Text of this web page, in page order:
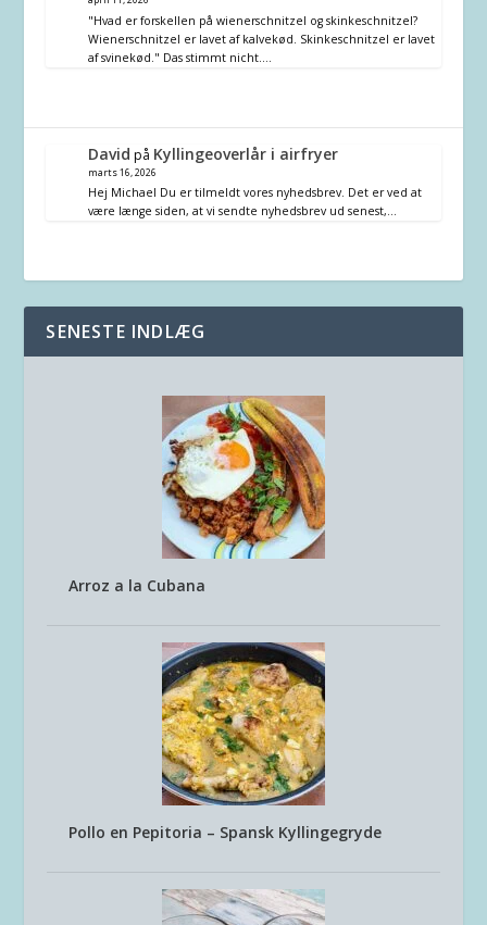
"Hvad er forskellen på wienerschnitzel og skinkeschnitzel?
Wienerschnitzel er lavet af kalvekød. Skinkeschnitzel er lavet
af svinekød." Das stimmt nicht.…
David på Kyllingeoverlår i airfryer
marts 16, 2026
Hej Michael Du er tilmeldt vores nyhedsbrev. Det er ved at
være længe siden, at vi sendte nyhedsbrev ud senest,…
SENESTE INDLÆG
Arroz a la Cubana
Pollo en Pepitoria – Spansk Kyllingegryde